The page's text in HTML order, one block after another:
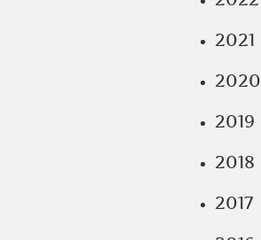
2021
2020
2019
2018
2017